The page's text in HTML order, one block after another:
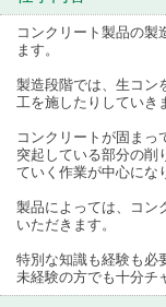
コンクリート製品の製
ます。
製造段階では、生コン
工を施したりしていき
コンクリートが固まっ
突起している部分の削
ていく作業が中心にな
製品によっては、コン
いただきます。
特別な知識も経験も必
未経験の方でも十分チ